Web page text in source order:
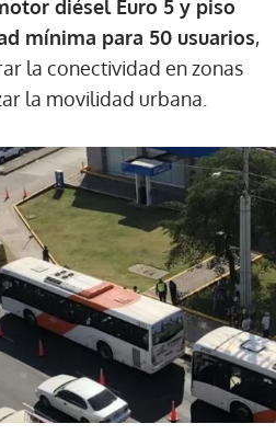
diésel Euro 5 y piso
mínima para 50 usuarios,
la conectividad en zonas
la movilidad urbana.